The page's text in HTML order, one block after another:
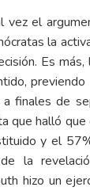
vez el
la
Es
a finales de
que halló
y el
la
hizo un